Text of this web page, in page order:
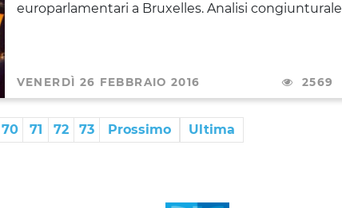
europarlamentari a Bruxelles. Analisi congiunturale
VENERDÌ 26 FEBBRAIO 2016 2569
70 71 72 73 Prossimo Ultima